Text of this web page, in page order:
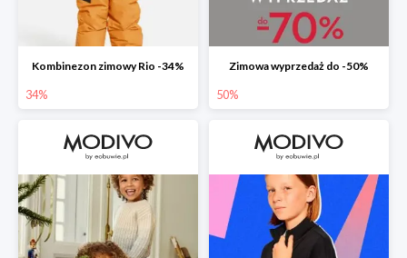
Kombinezon zimowy Rio -34%
34%
Zimowa wyprzedaż do -50%
50%